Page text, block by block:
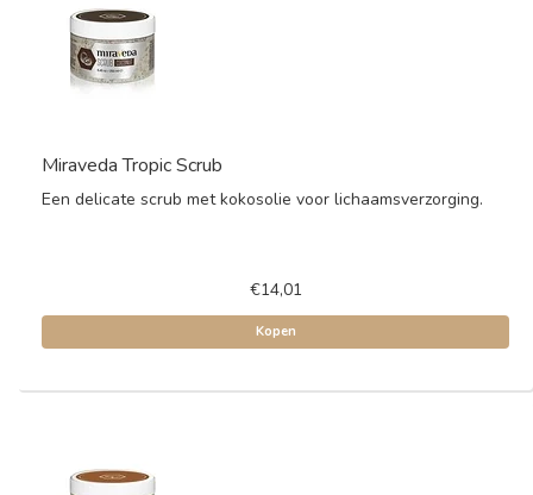
Miraveda Tropic Scrub
Een delicate scrub met kokosolie voor lichaamsverzorging.
€14,01
Kopen